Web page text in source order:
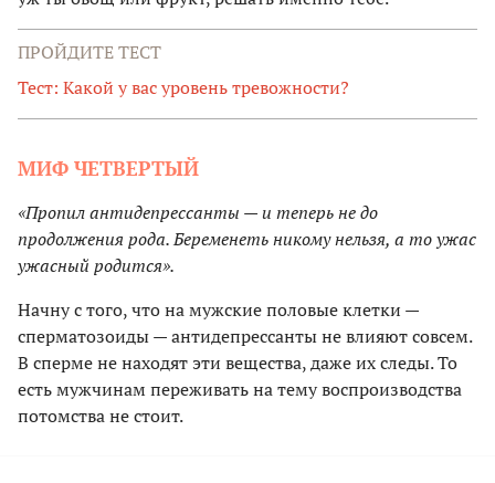
ПРОЙДИТЕ ТЕСТ
Тест: Какой у вас уровень тревожности?
МИФ ЧЕТВЕРТЫЙ
«Пропил антидепрессанты — и теперь не до
продолжения рода. Беременеть никому нельзя, а то ужас
ужасный родится».
Начну с того, что на мужские половые клетки —
сперматозоиды — антидепрессанты не влияют совсем.
В сперме не находят эти вещества, даже их следы. То
есть мужчинам переживать на тему воспроизводства
потомства не стоит.